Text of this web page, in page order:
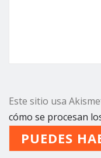
Este sitio usa
cómo se procesan
PUEDES